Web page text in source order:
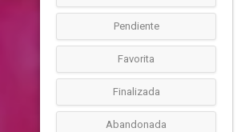
Pendiente
Favorita
Finalizada
Abandonada